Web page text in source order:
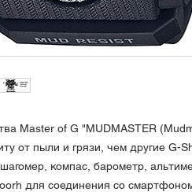
Master of G "MUDMASTER
от пыли и грязи, чем другие G-
компас, барометр,
для соединения со